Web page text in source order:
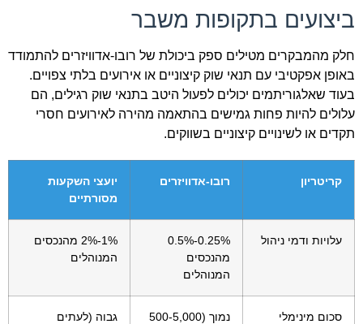
ביצועים בתקופות משבר
חלק מהמבקרים מטילים ספק ביכולת של רובו-אדוויזרים להתמודד
באופן אפקטיבי עם תנאי שוק קיצוניים או אירועים בלתי צפויים.
בעוד שאלגוריתמים יכולים לפעול היטב בתנאי שוק רגילים, הם
עלולים להיות פחות גמישים בהתאמה מהירה לאירועים חסרי
תקדים או לשינויים קיצוניים בשווקים.
קריטריון רובו-אדוויזרים
יועצי השקעות
מסורתיים
עלויות ודמי ניהול
0.25%-0.5%
מהנכסים
המנוהלים
1%-2% מהנכסים
המנוהלים
סכום מינימלי
נמוך (500-5,000
גבוה (לעתים